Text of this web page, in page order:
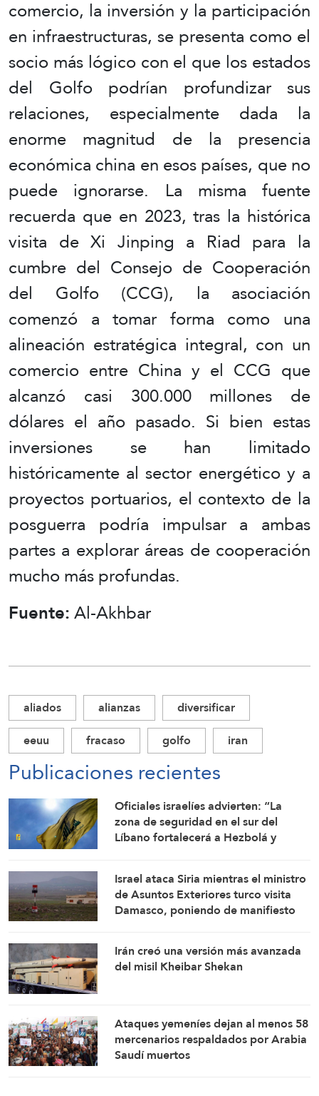
comercio, la inversión y la participación
en infraestructuras, se presenta como el
socio más lógico con el que los estados
del Golfo podrían profundizar sus
relaciones, especialmente dada la
enorme magnitud de la presencia
económica china en esos países, que no
puede ignorarse. La misma fuente
recuerda que en 2023, tras la histórica
visita de Xi Jinping a Riad para la
cumbre del Consejo de Cooperación
del Golfo (CCG), la asociación
comenzó a tomar forma como una
alineación estratégica integral, con un
comercio entre China y el CCG que
alcanzó casi 300.000 millones de
dólares el año pasado. Si bien estas
inversiones se han limitado
históricamente al sector energético y a
proyectos portuarios, el contexto de la
posguerra podría impulsar a ambas
partes a explorar áreas de cooperación
mucho más profundas.
Fuente:Al-Akhbar
aliados alianzas
diversificar
eeuu
fracaso golfo iran
Publicaciones recientes
Oficiales israelíes advierten: “La
zona de seguridad en el sur del
Líbano fortalecerá a Hezbolá y
Israel ataca Siria mientras el ministro
de Asuntos Exteriores turco visita
Damasco, poniendo de manifiesto
Irán creó una versión más avanzada
del misil Kheibar Shekan
Ataques yemeníes dejan al menos 58
mercenarios respaldados por Arabia
Saudí muertos